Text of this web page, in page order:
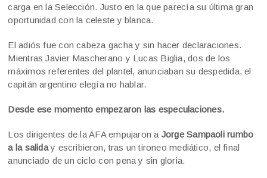
carga en la Selección. Justo en la que parecía su última gran
oportunidad con la celeste y blanca.
El adiós fue con cabeza gacha y sin hacer declaraciones.
Mientras Javier Mascherano y Lucas Biglia, dos de los
máximos referentes del plantel, anunciaban su despedida, el
capitán argentino elegía no hablar.
Desde ese momento empezaron las especulaciones.
Los dirigentes de la AFA empujaron a Jorge Sampaoli rumbo
a la saliday escribieron, tras un tironeo mediático, el final
anunciado de un ciclo con pena y sin gloria.